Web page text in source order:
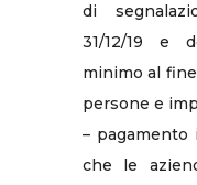
di
31/12/19 e
minimo al
persone e
–
che le